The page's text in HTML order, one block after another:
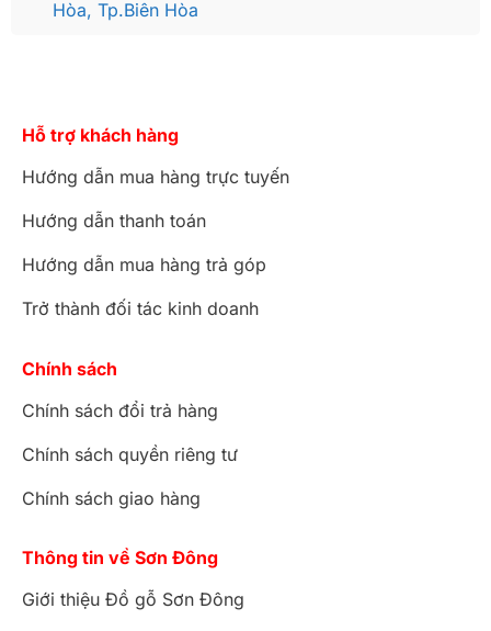
– Xưởng sản xuất trực tiếp, không qua trung gian.
– Đội ngũ nghệ nhân, công nhân tay nghề cao,
làm ra đều được kiểm tra nghiêm ngặt.
– Thời gian, tiến độ thi công đúng như hợp đồng .
– Bảo hành 5 năm, bảo trì trọn đời
Hòa, Tp.Biên Hòa
Hỗ trợ khách hàng
Hướng dẫn mua hàng trực tuyến
Hướng dẫn thanh toán
Hướng dẫn mua hàng trả góp
Trở thành đối tác kinh doanh
Chính sách
Chính sách đổi trả hàng
Chính sách quyền riêng tư
Chính sách giao hàng
Thông tin về Sơn Đông
Giới thiệu Đồ gỗ Sơn Đông